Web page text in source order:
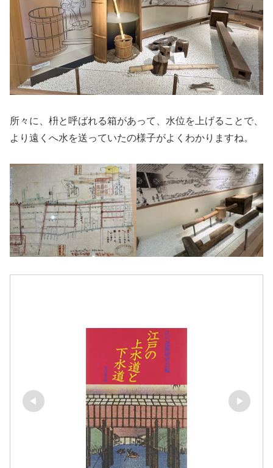
所々に、枡と呼ばれる箱があって、水位を上げることで、
より遠くへ水を送っていたの様子がよくわかりますね。